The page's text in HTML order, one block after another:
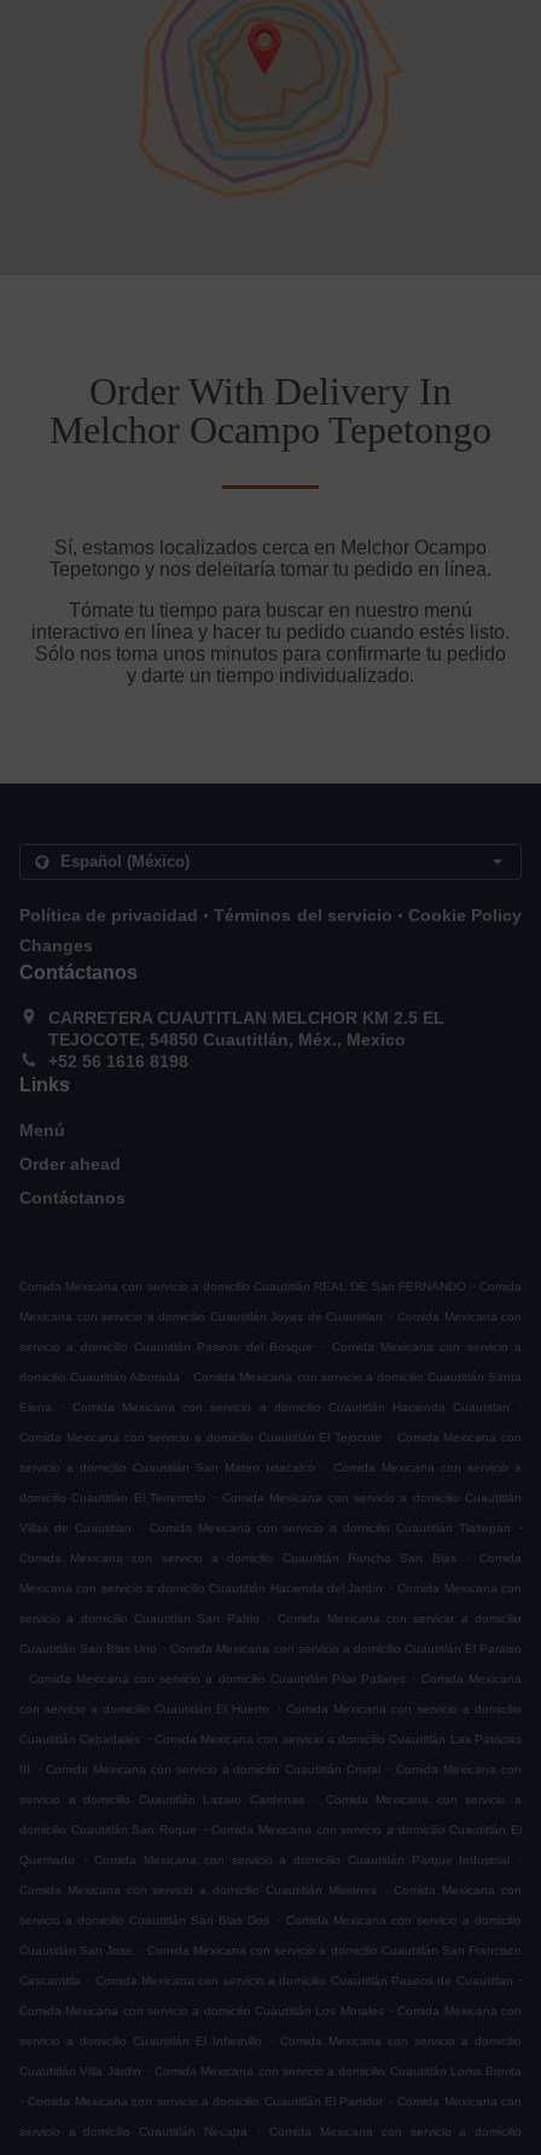
Order With Delivery In
Melchor Ocampo Tepetongo
Sí, estamos localizados cerca en Melchor Ocampo
Tepetongo y nos deleitaría tomar tu pedido en línea.
Tómate tu tiempo para buscar en nuestro menú
interactivo en línea y hacer tu pedido cuando estés listo.
Sólo nos toma unos minutos para confirmarte tu pedido
y darte un tiempo individualizado.
Política de privacidad . Términos del servicio . Cookie Policy
Changes
Contáctanos
CARRETERA CUAUTITLAN MELCHOR KM 2.5 EL
TEJOCOTE, 54850 Cuautitlán, Méx., Mexico
+52 56 1616 8198
Links
Menú
Order ahead
Contáctanos
Comida Mexicana con servicio a domicilio Cuautitlán REAL DE San FERNANDO . Comida
Mexicana con servicio a domicilio Cuautitlán Joyas de Cuautitlan . Comida Mexicana con
servicio a domicilio Cuautitlán Paseos del Bosque . Comida Mexicana con servicio a
domicilio Cuautitlán Alborada . Comida Mexicana con servicio a domicilio Cuautitlán Santa
Elena . Comida Mexicana con servicio a domicilio Cuautitlán Hacienda Cuautitlan .
Comida Mexicana con servicio a domicilio Cuautitlán El Tejocote . Comida Mexicana con
servicio a domicilio Cuautitlán San Mateo Ixtacalco . Comida Mexicana con servicio a
domicilio Cuautitlán El Terremoto . Comida Mexicana con servicio a domicilio Cuautitlán
Villas de Cuautitlan . Comida Mexicana con servicio a domicilio Cuautitlán Tlaltepan .
Comida Mexicana con servicio a domicilio Cuautitlán Rancho San Blas . Comida
Mexicana con servicio a domicilio Cuautitlán Hacienda del Jardín . Comida Mexicana con
servicio a domicilio Cuautitlán San Pablo . Comida Mexicana con servicio a domicilio
Cuautitlán San Blas Uno . Comida Mexicana con servicio a domicilio Cuautitlán El Paraiso
. Comida Mexicana con servicio a domicilio Cuautitlán Pilar Pallares . Comida Mexicana
con servicio a domicilio Cuautitlán El Huerto . Comida Mexicana con servicio a domicilio
Cuautitlán Cebadales . Comida Mexicana con servicio a domicilio Cuautitlán Las Patricias
III . Comida Mexicana con servicio a domicilio Cuautitlán Cristal . Comida Mexicana con
servicio a domicilio Cuautitlán Lazaro Cardenas . Comida Mexicana con servicio a
domicilio Cuautitlán San Roque . Comida Mexicana con servicio a domicilio Cuautitlán El
Quemado . Comida Mexicana con servicio a domicilio Cuautitlán Parque Industrial .
Comida Mexicana con servicio a domicilio Cuautitlán Misiones . Comida Mexicana con
servicio a domicilio Cuautitlán San Blas Dos . Comida Mexicana con servicio a domicilio
Cuautitlán San Jose . Comida Mexicana con servicio a domicilio Cuautitlán San Francisco
Cascantitla . Comida Mexicana con servicio a domicilio Cuautitlán Paseos de Cuautitlan .
Comida Mexicana con servicio a domicilio Cuautitlán Los Morales . Comida Mexicana con
servicio a domicilio Cuautitlán El Infiernillo . Comida Mexicana con servicio a domicilio
Cuautitlán Villa Jardin . Comida Mexicana con servicio a domicilio Cuautitlán Loma Bonita
. Comida Mexicana con servicio a domicilio Cuautitlán El Partidor . Comida Mexicana con
servicio a domicilio Cuautitlán Necapa .
Comida Mexicana con servicio a domicilio